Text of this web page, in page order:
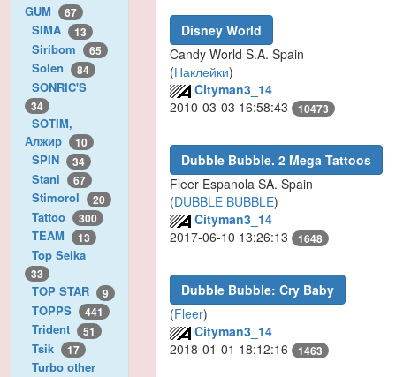
GUM
67
SIMA 13
Siribom 65
Solen 84
SONRIC'S
34
SOTIM,
Алжир
10
SPIN 34
Stani 67
Stimorol 20
Tattoo 300
TEAM 13
Top Seika
33
TOP STAR 9
TOPPS 441
Trident 51
Tsik 17
Turbo other
Disney World
Candy World S.A. Spain
(Наклейки)
Cityman3_14
2010-03-03 16:58:43 10473
Dubble Bubble. 2 Mega Tattoos
Fleer Espanola SA. Spain
(DUBBLE BUBBLE)
Cityman3_14
2017-06-10 13:26:13 1648
Dubble Bubble: Cry Baby
(Fleer)
Cityman3_14
2018-01-01 18:12:16 1463